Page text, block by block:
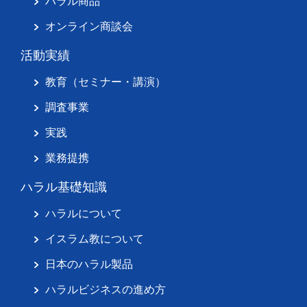
オンライン商談会
活動実績
教育（セミナー・講演）
調査事業
実践
業務提携
ハラル基礎知識
ハラルについて
イスラム教について
日本のハラル製品
ハラルビジネスの進め方